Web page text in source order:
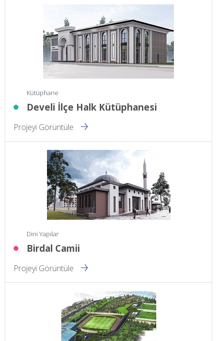
Kütüphane
Develi İlçe Halk Kütüphanesi
Projeyi Görüntüle
Dini Yapılar
Birdal Camii
Projeyi Görüntüle